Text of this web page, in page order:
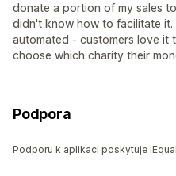
donate a portion of my sales
didn't know how to facilitate it.
automated - customers love it
choose which charity their
Podpora
Podporu k aplikaci poskytuje